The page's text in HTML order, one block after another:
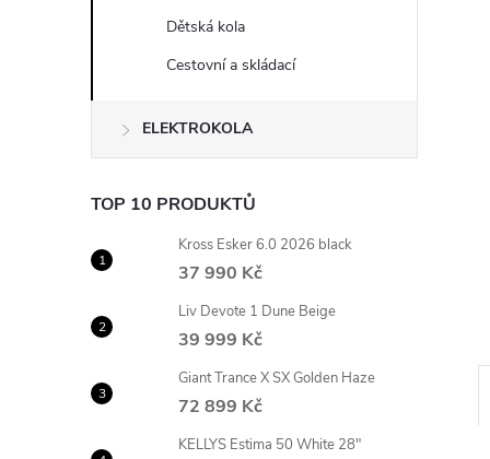
n
e
l
Dětská kola
Cestovní a skládací
ELEKTROKOLA
TOP 10 PRODUKTŮ
Kross Esker 6.0 2026 black
37 990 Kč
Liv Devote 1 Dune Beige
39 999 Kč
Giant Trance X SX Golden Haze
72 899 Kč
KELLYS Estima 50 White 28"